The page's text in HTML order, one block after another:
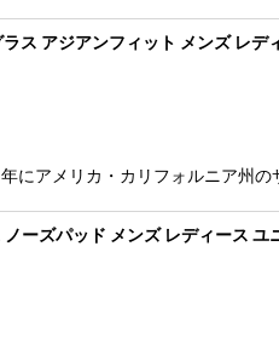
アジアンフィット メンズ レデ
にアメリカ・カリフォルニア州
ーズパッド メンズ レディース ユ